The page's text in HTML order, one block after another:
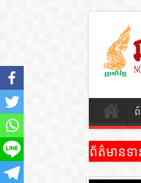
ព័ត៌មានទ